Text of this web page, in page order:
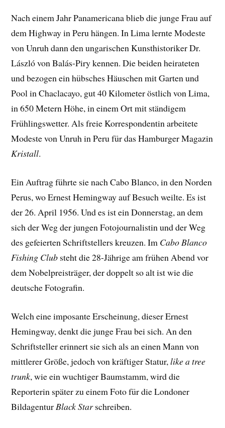
Nach einem Jahr Panamericana blieb die junge Frau auf
dem Highway in Peru hängen. In Lima lernte Modeste
von Unruh dann den ungarischen Kunsthistoriker Dr.
László von Balás-Piry kennen. Die beiden heirateten
und bezogen ein hübsches Häuschen mit Garten und
Pool in Chaclacayo, gut 40 Kilometer östlich von Lima,
in 650 Metern Höhe, in einem Ort mit ständigem
Frühlingswetter. Als freie Korrespondentin arbeitete
Modeste von Unruh in Peru für das Hamburger Magazin
Kristall.
Ein Auftrag führte sie nach Cabo Blanco, in den Norden
Perus, wo Ernest Hemingway auf Besuch weilte. Es ist
der 26. April 1956. Und es ist ein Donnerstag, an dem
sich der Weg der jungen Fotojournalistin und der Weg
des gefeierten Schriftstellers kreuzen. Im Cabo Blanco
Fishing Club steht die 28-Jährige am frühen Abend vor
dem Nobelpreisträger, der doppelt so alt ist wie die
deutsche Fotografin.
Welch eine imposante Erscheinung, dieser Ernest
Hemingway, denkt die junge Frau bei sich. An den
Schriftsteller erinnert sie sich als an einen Mann von
mittlerer Größe, jedoch von kräftiger Statur,like a tree
trunk, wie ein wuchtiger Baumstamm, wird die
Reporterin später zu einem Foto für die Londoner
BildagenturBlack Starschreiben.